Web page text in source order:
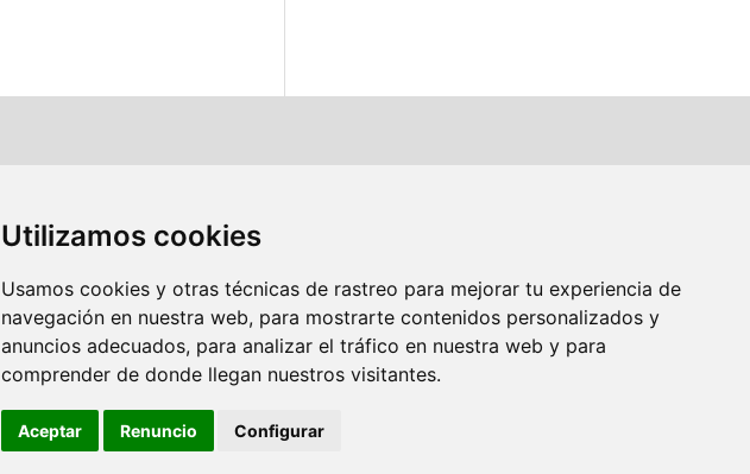
Utilizamos cookies
Usamos cookies y otras técnicas de rastreo para mejorar tu experiencia de
navegación en nuestra web, para mostrarte contenidos personalizados y
anuncios adecuados, para analizar el tráfico en nuestra web y para
comprender de donde llegan nuestros visitantes.
Aceptar Renuncio Configurar